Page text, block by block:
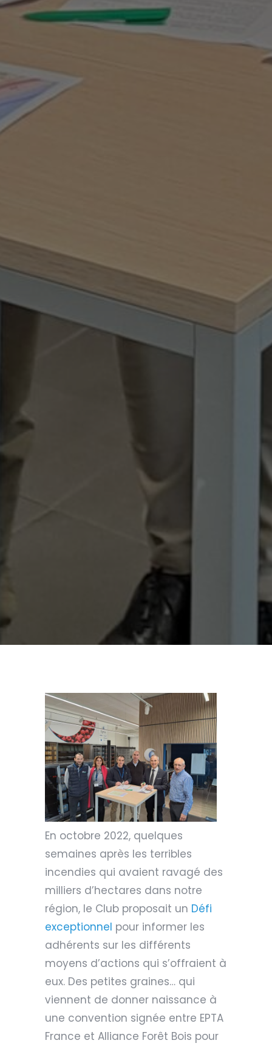
En octobre 2022, quelques
semaines après les terribles
incendies qui avaient ravagé des
milliers d’hectares dans notre
région, le Club proposait un Défi
exceptionnel pour informer les
adhérents sur les différents
moyens d’actions qui s’offraient à
eux. Des petites graines… qui
viennent de donner naissance à
une convention signée entre EPTA
France et Alliance Forêt Bois pour